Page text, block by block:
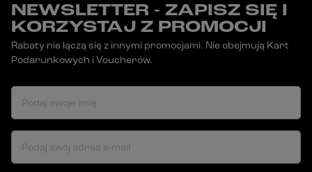
NEWSLETTER - ZAPISZ SIĘ I
KORZYSTAJ Z PROMOCJI
Rabaty nie łączą się z innymi promocjami. Nie obejmują Kart
Podarunkowych i Voucherów.
Podaj swoje imię
Podaj swój adres e-mail